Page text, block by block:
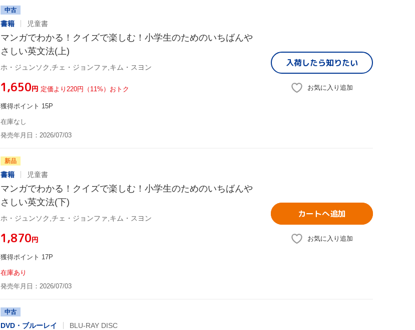
中古
書籍 児童書
マンガでわかる！クイズで楽しむ！小学生のためのいちばんや
さしい英文法(上)
ホ・ジュンソク,チェ・ジョンファ,キム・スヨン
¥1,650円 定価より220円（11%）おトク
獲得ポイント 15P
在庫なし
発売年月日：2026/07/03
入荷したら知りたい
お気に入り追加
新品
書籍 児童書
マンガでわかる！クイズで楽しむ！小学生のためのいちばんや
さしい英文法(下)
ホ・ジュンソク,チェ・ジョンファ,キム・スヨン
¥1,870円
獲得ポイント 17P
在庫あり
発売年月日：2026/07/03
カートへ追加
お気に入り追加
中古
DVD・ブルーレイ BLU-RAY DISC